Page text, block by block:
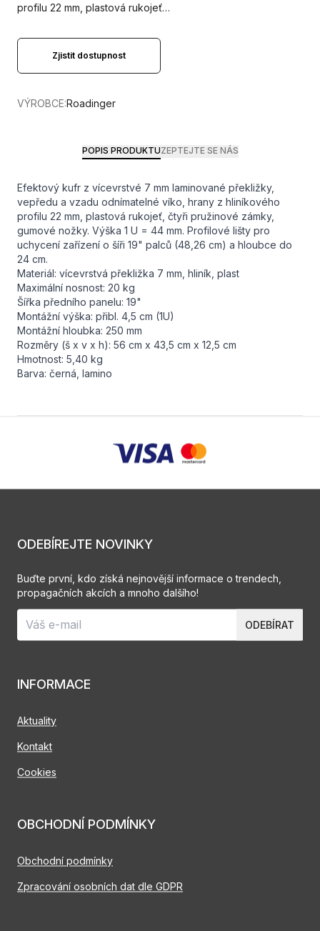
profilu 22 mm, plastová rukojeť…
Zjistit dostupnost
VÝROBCE:Roadinger
POPIS PRODUKTUZEPTEJTE SE NÁS
Efektový kufr z vícevrstvé 7 mm laminované překližky,
vepředu a vzadu odnímatelné víko, hrany z hliníkového
profilu 22 mm, plastová rukojeť, čtyři pružinové zámky,
gumové nožky. Výška 1 U = 44 mm. Profilové lišty pro
uchycení zařízení o šíři 19" palců (48,26 cm) a hloubce do
24 cm.
Materiál: vícevrstvá překližka 7 mm, hliník, plast
Maximální nosnost: 20 kg
Šířka předního panelu: 19"
Montážní výška: přibl. 4,5 cm (1U)
Montážní hloubka: 250 mm
Rozměry (š x v x h): 56 cm x 43,5 cm x 12,5 cm
Hmotnost: 5,40 kg
Barva: černá, lamino
INFORMACE
Aktuality
Kontakt
Cookies
OBCHODNÍ PODMÍNKY
Obchodní podmínky
Zpracování osobních dat dle GDPR
ODEBÍREJTE NOVINKY
Buďte první, kdo získá nejnovější informace o trendech,
propagačních akcích a mnoho dalšího!
ODEBÍRAT